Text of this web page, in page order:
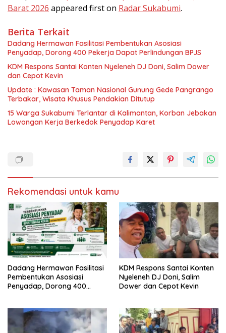
Barat 2026 appeared first on Radar Sukabumi.
Berita Terkait
Dadang Hermawan Fasilitasi Pembentukan Asosiasi
Penyadap, Dorong 400 Pekerja Dapat Perlindungan BPJS
KDM Respons Santai Konten Nyeleneh DJ Doni, Salim Dower
dan Cepot Kevin
Update : Kawasan Taman Nasional Gunung Gede Pangrango
Terbakar, Wisata Khusus Pendakian Ditutup
15 Warga Sukabumi Terlantar di Kalimantan, Korban Jebakan
Lowongan Kerja Berkedok Penyadap Karet
Rekomendasi untuk kamu
Dadang Hermawan Fasilitasi
Pembentukan Asosiasi
Penyadap, Dorong 400
KDM Respons Santai Konten
Nyeleneh DJ Doni, Salim
Dower dan Cepot Kevin